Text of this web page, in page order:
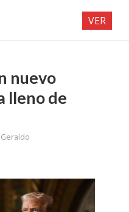
nuevo
lleno de
VER